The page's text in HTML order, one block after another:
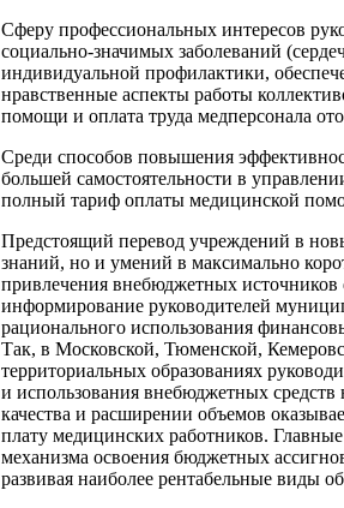
Сферу профессиональных интересов
социально-значимых заболеваний
индивидуальной профилактики,
нравственные аспекты работы
помощи и оплата труда медперсонала
Среди способов повышения
большей самостоятельности в
полный тариф оплаты медицинской
Предстоящий перевод учреждений в
знаний, но и умений в максимально
привлечения внебюджетных источников
информирование руководителей
рационального использования
Так, в Московской, Тюменской,
территориальных образованиях
и использования внебюджетных
качества и расширении объемов
плату медицинских работников.
механизма освоения бюджетных
развивая наиболее рентабельные виды